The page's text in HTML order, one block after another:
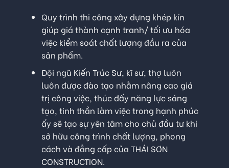
Quy trình thi công xây dựng khép kín
giúp giá thành cạnh tranh/ tối ưu hóa
việc kiểm soát chất lượng đầu ra của
sản phẩm.
Đội ngũ Kiến Trúc Sư, kĩ sư, thợ luôn
luôn được đào tạo nhằm nâng cao giá
trị công việc, thúc đấy năng lực sáng
tạo, tinh thần làm việc trong hạnh phúc
ấy sẽ tạo sự yên tâm cho chủ đầu tư khi
sở hữu công trình chất lượng, phong
cách và đẳng cấp của THÁI SƠN
CONSTRUCTION.